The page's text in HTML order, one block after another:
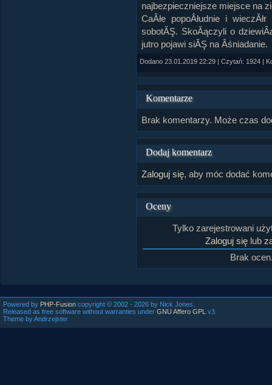
najbezpieczniejsze miejsce na
CaÂłe popoÂłudnie i
sobotĂŞ. SkoĂączyli o
jutro pojawi siĂŞ na Âśniadanie.
Dodano 23.01.2019 22:29 | Czytań: 1924 |
Komentarze
Brak komentarzy. Może czas
Dodaj komentarz
Zaloguj się, aby móc dodać
Oceny
Tylko zarejestrowani
Zaloguj się lub
Brak
Powered by PHP-Fusion copyright © 2002 - 2026 by Nick Jones.
Released as free software without warranties under GNU Affero GPL v3.
Theme by Andrzejster